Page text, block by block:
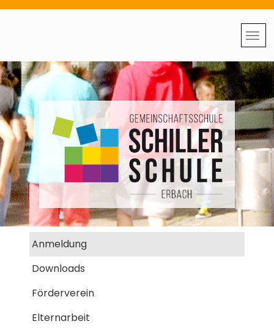
Anmeldung
Downloads
Förderverein
Elternarbeit